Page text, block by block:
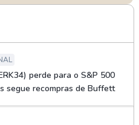
perde para o S&P 500
segue recompras de Buffett